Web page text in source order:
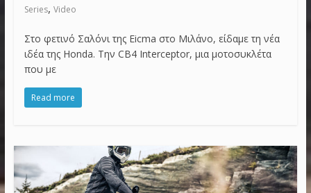
Series, Video
Στο φετινό Σαλόνι της Eicma στο Μιλάνο, είδαμε τη νέα
ιδέα της Honda. Την CB4 Interceptor, μια μοτοσυκλέτα
που με
Read more